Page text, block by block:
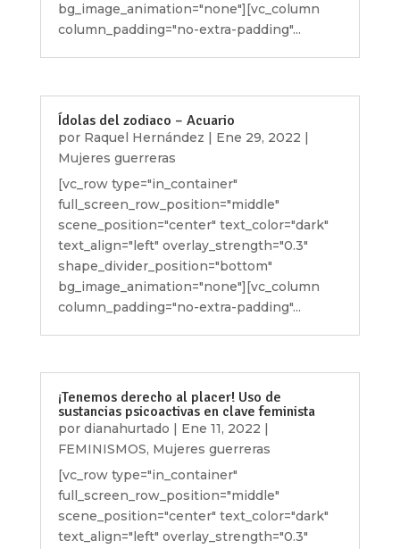
bg_image_animation="none"][vc_column
column_padding="no-extra-padding"...
Ídolas del zodiaco – Acuario
por Raquel Hernández | Ene 29, 2022 |
Mujeres guerreras
[vc_row type="in_container"
full_screen_row_position="middle"
scene_position="center" text_color="dark"
text_align="left" overlay_strength="0.3"
shape_divider_position="bottom"
bg_image_animation="none"][vc_column
column_padding="no-extra-padding"...
¡Tenemos derecho al placer! Uso de
sustancias psicoactivas en clave feminista
por dianahurtado | Ene 11, 2022 |
FEMINISMOS, Mujeres guerreras
[vc_row type="in_container"
full_screen_row_position="middle"
scene_position="center" text_color="dark"
text_align="left" overlay_strength="0.3"